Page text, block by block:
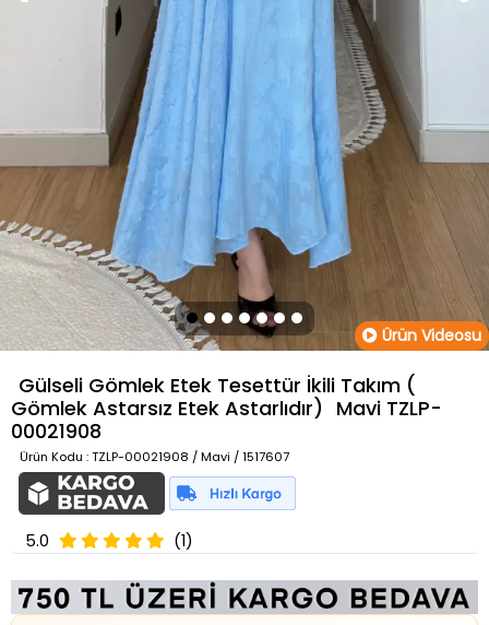
Ürün Videosu
Gülseli Gömlek Etek Tesettür İkili Takım (
Gömlek Astarsız Etek Astarlıdır) Mavi TZLP-
00021908
Ürün Kodu : TZLP-00021908 / Mavi / 1517607
5.0 (1)
Güvenilir Alışveriş